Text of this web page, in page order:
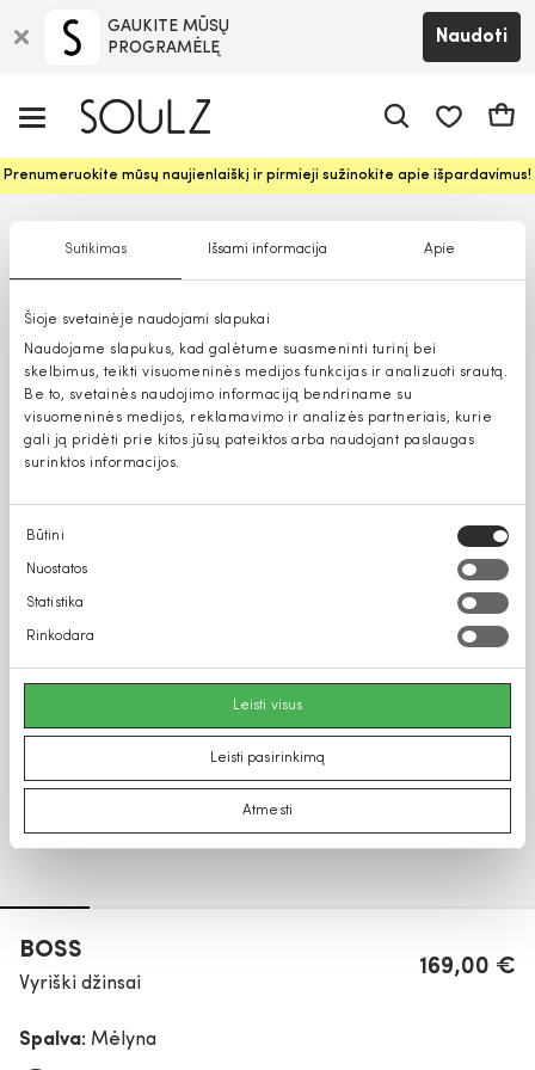
Sutikimas Išsami informacija Apie
Šioje svetainėje naudojami slapukai
Naudojame slapukus, kad galėtume suasmeninti turinį bei
skelbimus, teikti visuomeninės medijos funkcijas ir analizuoti srautą.
Be to, svetainės naudojimo informaciją bendriname su
visuomeninės medijos, reklamavimo ir analizės partneriais, kurie
gali ją pridėti prie kitos jūsų pateiktos arba naudojant paslaugas
surinktos informacijos.
Sutikimo
pasirinkimas
Būtini
Nuostatos
Statistika
Rinkodara
Leisti visus
Leisti pasirinkimą
Atmesti
GAUKITE MŪSŲ
PROGRAMĖLĘ
Naudoti
Prenumeruokite mūsų naujienlaiškį ir pirmieji sužinokite apie išpardavimus!
BOSS
Vyriški džinsai
169,00 €
Spalva: Mėlyna